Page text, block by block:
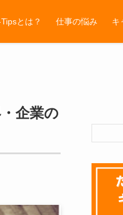
とは？ 仕事の悩み キ
企業の